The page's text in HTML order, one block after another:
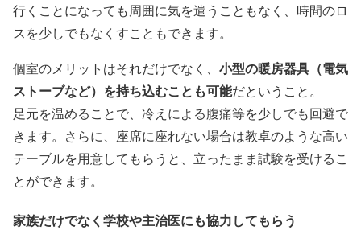
行くことになっても周囲に気を遣うこともなく、時間のロ
スを少しでもなくすこともできます。
個室のメリットはそれだけでなく、 小型の暖房器具（電気
ストーブなど）を持ち込むことも可能だということ。
足元を温めることで、冷えによる腹痛等を少しでも回避で
きます。さらに、座席に座れない場合は教卓のような高い
テーブルを用意してもらうと、立ったまま試験を受けるこ
とができます。
家族だけでなく学校や主治医にも協力してもらう